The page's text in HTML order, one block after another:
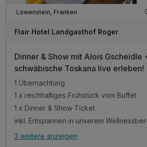
Wieder frei ab November
Löwenstein, Franken
Flair Hotel Landgasthof Roger
Dinner & Show mit Alois Gscheidle
schwäbische Toskana live erleben!
1 Übernachtung
1 x reichhaltiges Frühstück vom Buffet
1 x Dinner & Show Ticket
inkl. Entspannen in unserem
Alle Inklusivleistungen
3 weitere anzeigen